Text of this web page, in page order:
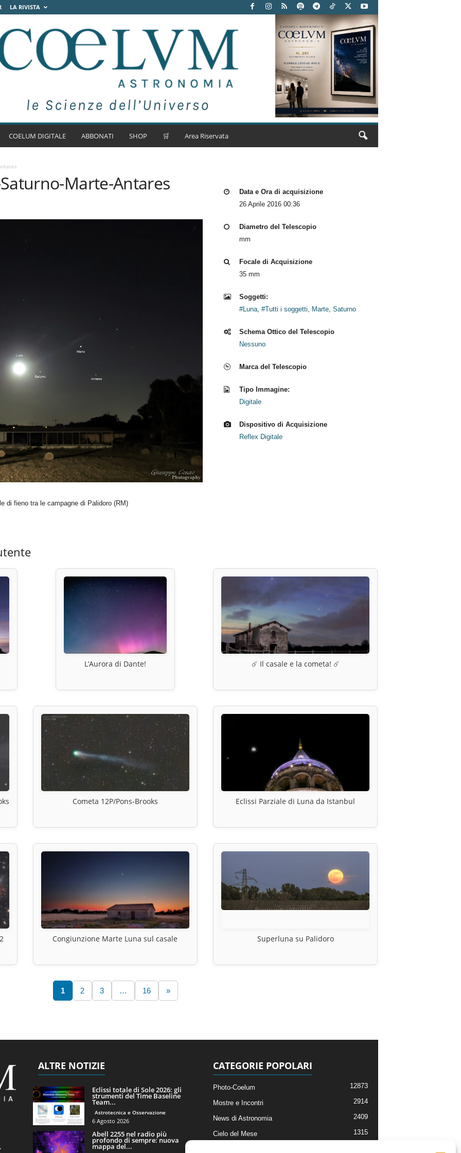
LA RIVISTA
COELUM DIGITALE ABBONATI SHOP 🛒 Area Riservata
Marte-Antares
di fieno tra le campagne di Palidoro (RM)
Data e Ora di acquisizione
26 Aprile 2016 00:36
Diametro del Telescopio
mm
Focale di Acquisizione
35 mm
Soggetti:
#Luna, #Tutti i soggetti, Marte, Saturno
Schema Ottico del Telescopio
Nessuno
Marca del Telescopio
Tipo Immagine:
Digitale
Dispositivo di Acquisizione
Reflex Digitale
L’Aurora di Dante! ☄️ Il casale e la cometa! ☄️
Cometa 12P/Pons-Brooks Eclissi Parziale di Luna da Istanbul
Congiunzione Marte Luna sul casale Superluna su Palidoro
1 2 3 … 16 »
ALTRE NOTIZIE
Eclissi totale di Sole 2026: gli
strumenti del Time Baseline
Team...
Astrotecnica e Osservazione
6 Agosto 2026
Abell 2255 nel radio più
profondo di sempre: nuova
mappa del...
CATEGORIE POPOLARI
Photo-Coelum 12873
Mostre e Incontri 2914
News di Astronomia 2409
Cielo del Mese 1315